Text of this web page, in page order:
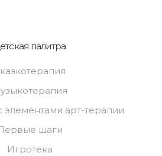
палитра
арт-терапии
шаги
Игротека